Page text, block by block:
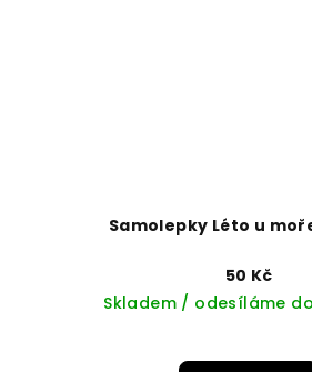
Samolepky Léto u
50 Kč
Skladem / odesíláme